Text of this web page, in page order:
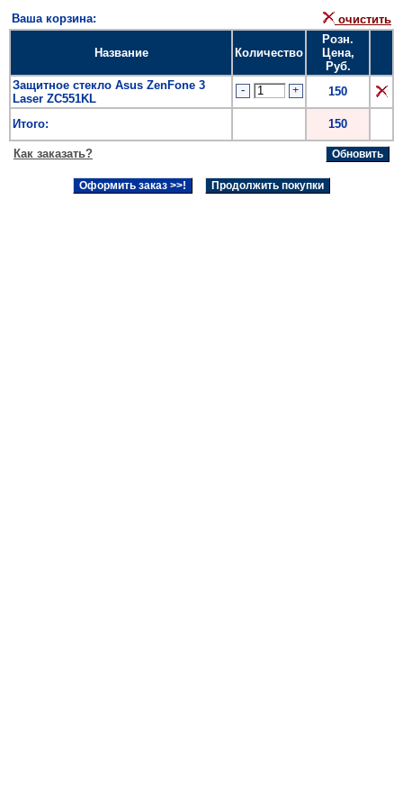
Ваша корзина: очистить
Название Количество
Розн.
Цена,
Руб.
Защитное стекло Asus ZenFone 3
Laser ZC551KL
- + 150
Итого: 150
Как заказать?